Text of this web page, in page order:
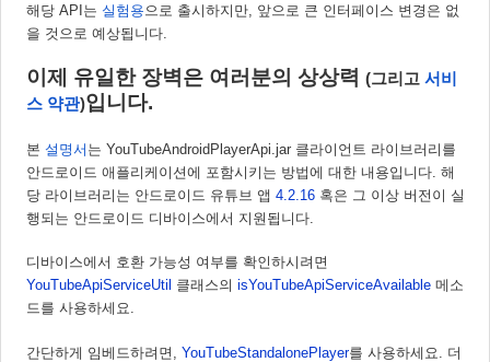
해당 API는 실험용 으로 출시하지만, 앞으로 큰 인터페이스 변경은 없
을 것으로 예상됩니다.
이제 유일한 장벽은 여러분의 상상력 (그리고 서비
스 약관)입니다.
본 설명서 는 YouTubeAndroidPlayerApi.jar 클라이언트 라이브러리를
안드로이드 애플리케이션에 포함시키는 방법에 대한 내용입니다. 해
당 라이브러리는 안드로이드 유튜브 앱 4.2.16 혹은 그 이상 버전이 실
행되는 안드로이드 디바이스에서 지원됩니다.
YouTubeApiServiceUtil 클래스의 isYouTubeApiServiceAvailable 메소
드를 사용하세요.
간단하게 임베드하려면, YouTubeStandalonePlayer를 사용하세요. 더